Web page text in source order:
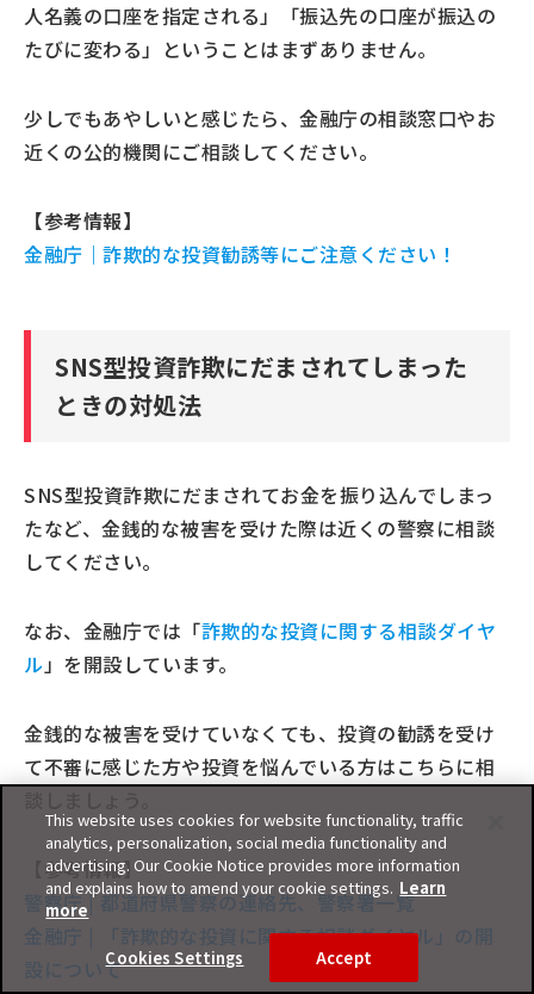
人名義の口座を指定される」「振込先の口座が振込の
たびに変わる」ということはまずありません。
少しでもあやしいと感じたら、金融庁の相談窓口やお
近くの公的機関にご相談してください。
【参考情報】
金融庁｜詐欺的な投資勧誘等にご注意ください！
SNS型投資詐欺にだまされてしまった
ときの対処法
SNS型投資詐欺にだまされてお金を振り込んでしまっ
たなど、金銭的な被害を受けた際は近くの警察に相談
してください。
なお、金融庁では「詐欺的な投資に関する相談ダイヤ
ル」を開設しています。
金銭的な被害を受けていなくても、投資の勧誘を受け
て不審に感じた方や投資を悩んでいる方はこちらに相
【参考情報】
警察庁 | 都道府県警察の連絡先、警察署一覧
金融庁 | 「詐欺的な投資に関する相談ダイヤル」の開
設について
This website uses cookies for website functionality, traffic
analytics, personalization, social media functionality and
advertising. Our Cookie Notice provides more information
and explains how to amend your cookie settings. Learn
more
Cookies Settings Accept